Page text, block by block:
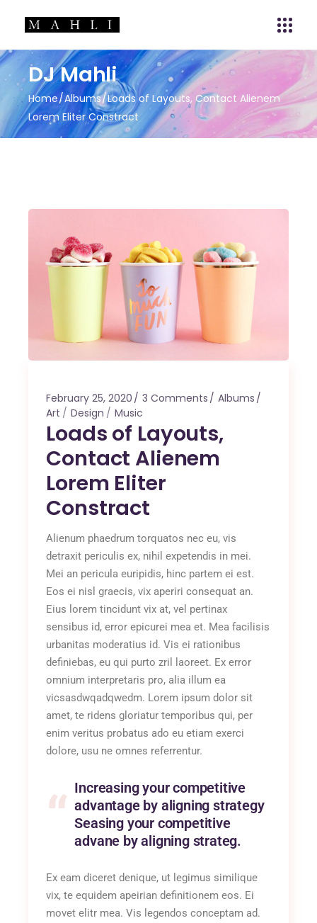
DJ Mahli
Home Albums Loads of Layouts, Contact Alienem
Lorem Eliter Constract
February 25, 2020 3 Comments
Albums
Art
Design Music
Loads of Layouts,
Contact Alienem
Lorem Eliter
Constract
Alienum phaedrum torquatos nec eu, vis
detraxit periculis ex, nihil expetendis in mei.
Mei an pericula euripidis, hinc partem ei est.
Eos ei nisl graecis, vix aperiri consequat an.
Eius lorem tincidunt vix at, vel pertinax
sensibus id, error epicurei mea et. Mea facilisis
urbanitas moderatius id. Vis ei rationibus
definiebas, eu qui purto zril laoreet. Ex error
omnium interpretaris pro, alia illum ea
vicsasdwqadqwedm. Lorem ipsum dolor sit
amet, te ridens gloriatur temporibus qui, per
enim veritus probatus ado eu etiam exerci
dolore, usu ne omnes referrentur.
Increasing your competitive
advantage by aligning strategy
Seasing your competitive
advane by aligning strateg.
Ex eam diceret denique, ut legimus similique
vix, te equidem apeirian definitionem eos. Ei
movet elitr mea. Vis legendos conceptam ad.